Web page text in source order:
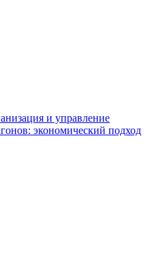
и управление
экономический подход